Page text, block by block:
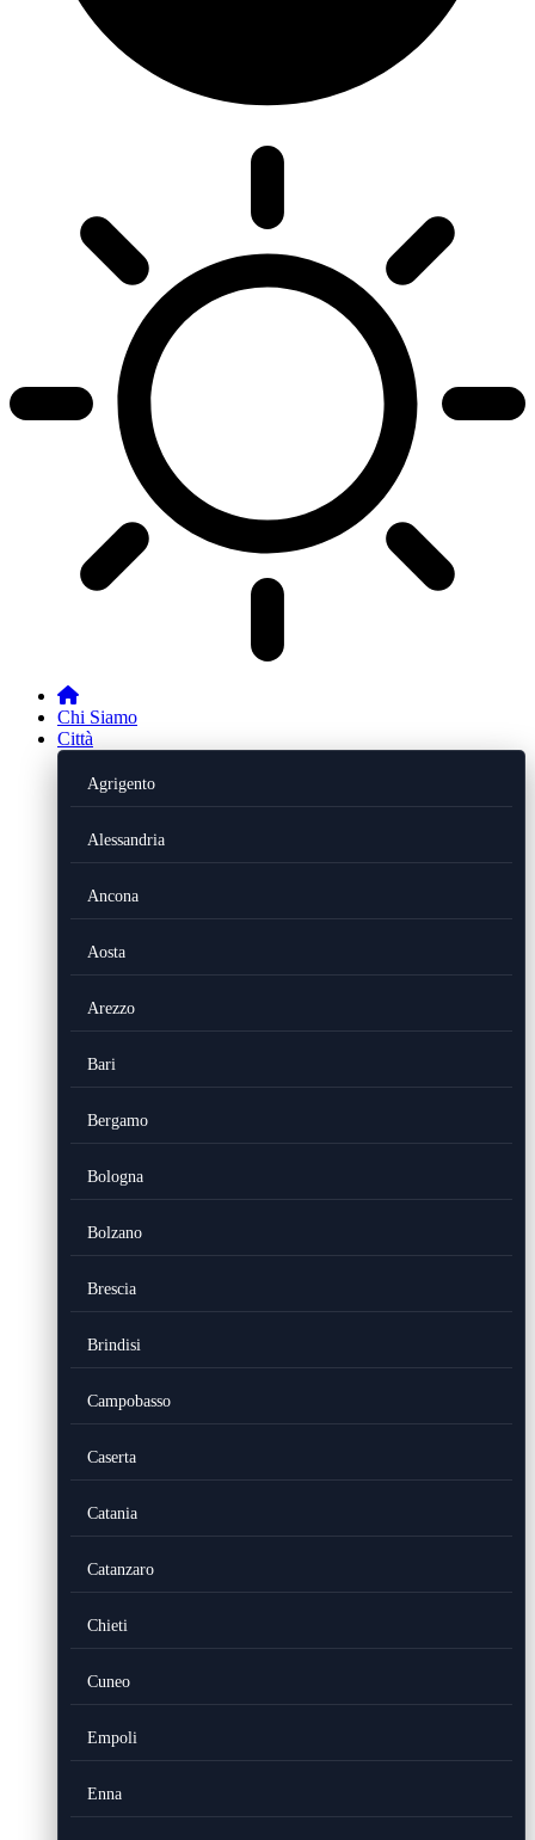
Chi Siamo
Città
Agrigento
Alessandria
Ancona
Aosta
Arezzo
Bari
Bergamo
Bologna
Bolzano
Brescia
Brindisi
Campobasso
Caserta
Catania
Catanzaro
Chieti
Cuneo
Empoli
Enna